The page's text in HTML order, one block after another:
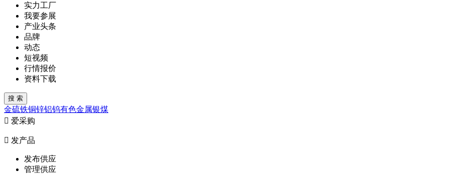
实力工厂
我要参展
产业头条
品牌
动态
短视频
行情报价
资料下载
金硫铁铜锌铝钨有色金属银煤
 爱采购
 发产品
发布供应
管理供应